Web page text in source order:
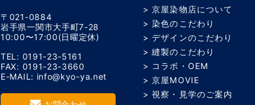
〒021-0884
岩手県一関市大手町7-28
10:00〜17:00(日曜定休)
TEL: 0191-23-5161
FAX: 0191-23-3660
E-MAIL: info@kyo-ya.net
> 京屋染物店について
> 染色のこだわり
> デザインのこだわり
> 縫製のこだわり
> コラボ・OEM
> 京屋MOVIE
> 視察・見学のご案内